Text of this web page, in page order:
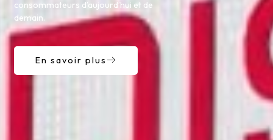
consommateurs d’aujourd’hui et de
demain.
En savoir plus